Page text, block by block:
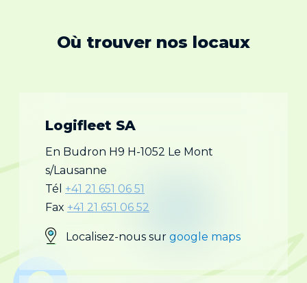
Où trouver nos locaux
Logifleet SA
En Budron H9 H-1052 Le Mont
s/Lausanne
Tél +41 21 651 06 51
Fax +41 21 651 06 52
Localisez-nous sur google maps